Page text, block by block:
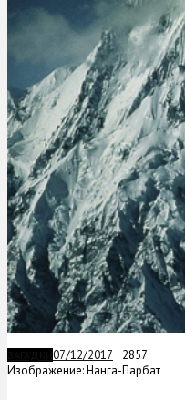
07/12/2017
2857
Изображение: Нанга-Парбат